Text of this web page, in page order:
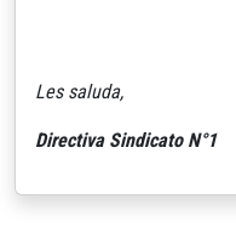
Les saluda,
Directiva Sindicato N°1